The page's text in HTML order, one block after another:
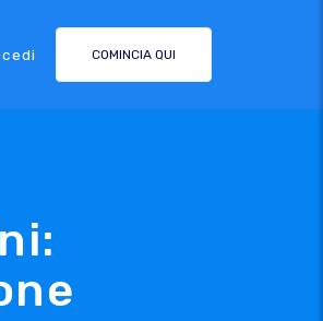
COMINCIA QUI